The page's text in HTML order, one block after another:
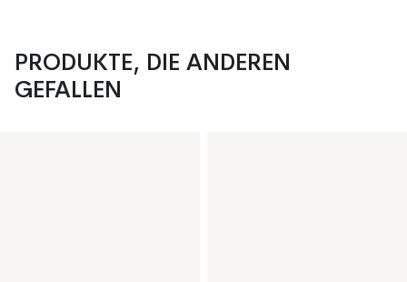
PRODUKTE, DIE ANDEREN
GEFALLEN